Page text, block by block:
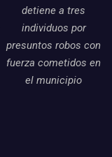
detiene a tres
individuos por
presuntos robos con
fuerza cometidos en
el municipio